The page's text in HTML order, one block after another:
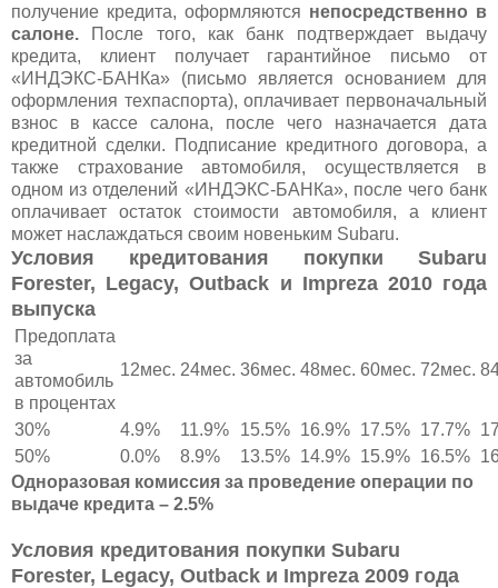
получение кредита, оформляются непосредственно в
салоне. После того, как банк подтверждает выдачу
кредита, клиент получает гарантийное письмо от
«ИНДЭКС-БАНКа» (письмо является основанием для
оформления техпаспорта), оплачивает первоначальный
взнос в кассе салона, после чего назначается дата
кредитной сделки. Подписание кредитного договора, а
также страхование автомобиля, осуществляется в
одном из отделений «ИНДЭКС-БАНКа», после чего банк
оплачивает остаток стоимости автомобиля, а клиент
может наслаждаться своим новеньким Subaru.
Условия кредитования покупки Subaru
Forester, Legacy, Outback и Impreza 2010 года
выпуска
Предоплата
за
автомобиль
в процентах
12мес. 24мес. 36мес. 48мес. 60мес. 72мес.
30% 4.9% 11.9% 15.5% 16.9% 17.5% 17.7%
50%
0.0% 8.9% 13.5% 14.9% 15.9% 16.5%
Одноразовая комиссия за проведение операции по
выдаче кредита – 2.5%
Условия кредитования покупки Subaru
Forester, Legacy, Outback и Impreza 2009 года